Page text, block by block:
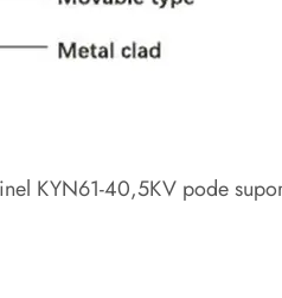
KYN61-40,5KV pode